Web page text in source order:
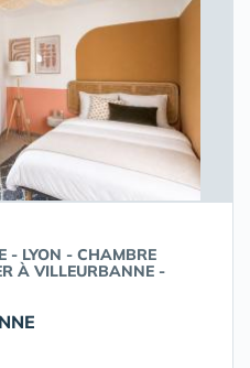
- LYON - CHAMBRE
À VILLEURBANNE -